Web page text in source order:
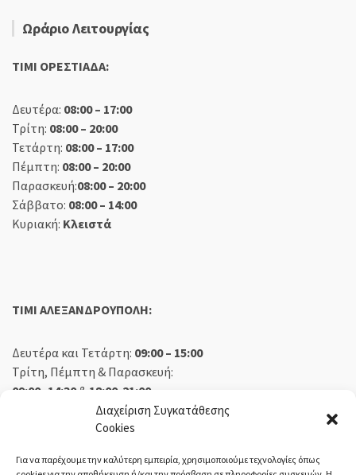
Διαχείριση Συγκατάθεσης
Cookies
Για να παρέχουμε την καλύτερη εμπειρία, χρησιμοποιούμε τεχνολογίες όπως
Ωράριο Λειτουργίας
TIMI ΟΡΕΣΤΙΑΔΑ:
Δευτέρα: 08:00 – 17:00
Τρίτη: 08:00 – 20:00
Τετάρτη: 08:00 – 17:00
Πέμπτη: 08:00 – 20:00
Παρασκευή:08:00 – 20:00
Σάββατο: 08:00 – 14:00
Κυριακή: Κλειστά
TIMI ΑΛΕΞΑΝΔΡΟΥΠΟΛΗ:
Δευτέρα και Τετάρτη: 09:00 – 15:00
Τρίτη, Πέμπτη & Παρασκευή:
09:00 -14:30 & 18:00-21:00
09:00 – 14:30
Κλειστά